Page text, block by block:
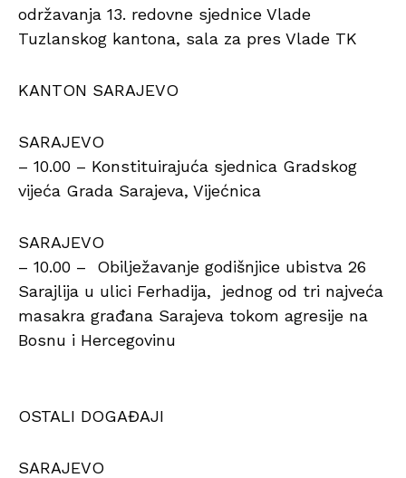
održavanja 13. redovne sjednice Vlade
Tuzlanskog kantona, sala za pres Vlade TK
KANTON SARAJEVO
SARAJEVO
– 10.00 – Konstituirajuća sjednica Gradskog
vijeća Grada Sarajeva, Vijećnica
SARAJEVO
– 10.00 – Obilježavanje godišnjice ubistva 26
Sarajlija u ulici Ferhadija, jednog od tri najveća
masakra građana Sarajeva tokom agresije na
Bosnu i Hercegovinu
OSTALI DOGAĐAJI
SARAJEVO